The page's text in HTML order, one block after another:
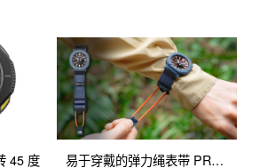
等主要部件采用环保生物质塑料，体现对
量全能
微弱光线下即可充电，因此长时间徒步也无
，轻按表钮即可在专用APP地图上记录当
45 度 易于穿戴的弹力绳表带 PRJ-B001B-2